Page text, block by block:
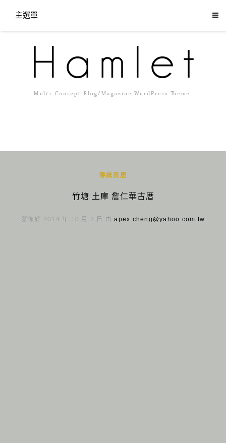
主選單
傳統民居
竹塘 土庫 詹仁華古厝
發佈於 2014 年 10 月 3 日 由apex.cheng@yahoo.com.tw